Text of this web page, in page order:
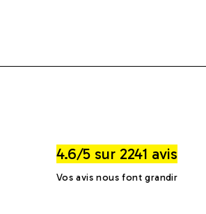
4.6/5 sur 2241 avis
Vos avis nous font grandir